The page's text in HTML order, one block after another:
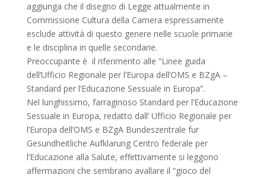
aggiunga che il disegno di Legge attualmente in
Commissione Cultura della Camera espressamente
esclude attività di questo genere nelle scuole primarie
e le disciplina in quelle secondarie.
Preoccupante è il riferimento alle “Linee guida
dell’Ufficio Regionale per l’Europa dell’OMS e BZgA –
Standard per l’Educazione Sessuale in Europa”.
Nel lunghissimo, farraginoso Standard per l’Educazione
Sessuale in Europa, redatto dall’ Ufficio Regionale per
l’Europa dell’OMS e BZgA Bundeszentrale fur
Gesundheitliche Aufklarung Centro federale per
l’Educazione alla Salute, effettivamente si leggono
affermazioni che sembrano avallare il “gioco del